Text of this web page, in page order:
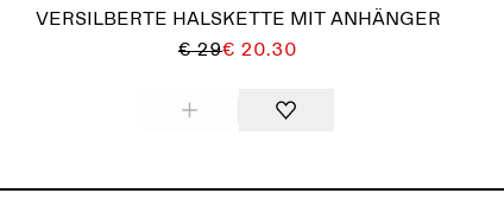
VERSILBERTE HALSKETTE MIT ANHÄNGER
€ 29€ 20.30